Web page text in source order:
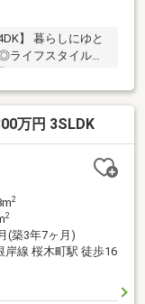
】 暮らしにゆと
ライフスタイルの
万円 3SLDK
2
2
(築3年7ヶ月)
岸線 桜木町駅 徒歩16